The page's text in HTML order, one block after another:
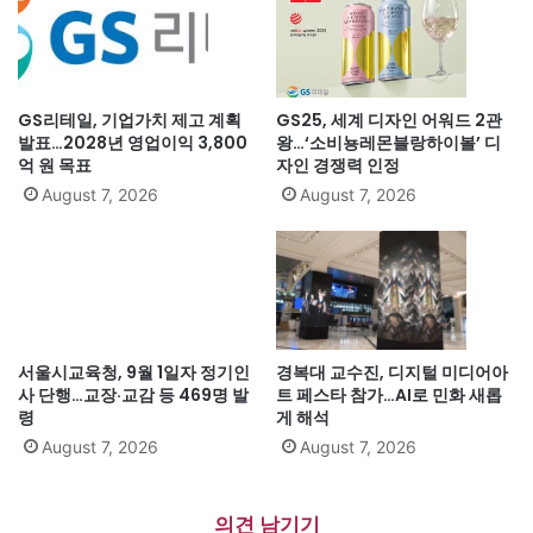
GS리테일, 기업가치 제고 계획
발표…2028년 영업이익 3,800
억 원 목표
August 7, 2026
GS25, 세계 디자인 어워드 2관
왕…‘소비뇽레몬블랑하이볼’ 디
자인 경쟁력 인정
August 7, 2026
서울시교육청, 9월 1일자 정기인
사 단행…교장·교감 등 469명 발
령
August 7, 2026
경복대 교수진, 디지털 미디어아
트 페스타 참가…AI로 민화 새롭
게 해석
August 7, 2026
의견 남기기